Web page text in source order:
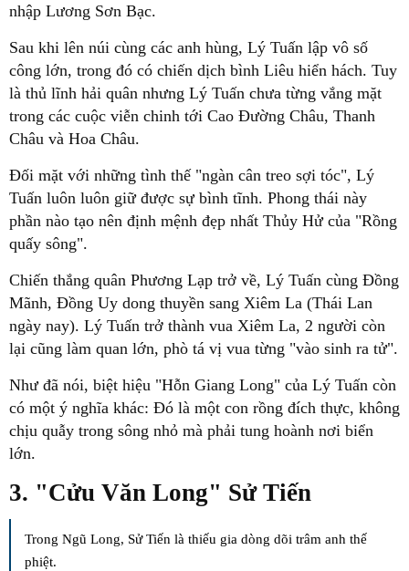
nhập Lương Sơn Bạc.
Sau khi lên núi cùng các anh hùng, Lý Tuấn lập vô số
công lớn, trong đó có chiến dịch bình Liêu hiển hách. Tuy
là thủ lĩnh hải quân nhưng Lý Tuấn chưa từng vắng mặt
trong các cuộc viễn chinh tới Cao Đường Châu, Thanh
Châu và Hoa Châu.
Đối mặt với những tình thế "ngàn cân treo sợi tóc", Lý
Tuấn luôn luôn giữ được sự bình tĩnh. Phong thái này
phần nào tạo nên định mệnh đẹp nhất Thủy Hử của "Rồng
quấy sông".
Chiến thắng quân Phương Lạp trở về, Lý Tuấn cùng Đồng
Mãnh, Đồng Uy dong thuyền sang Xiêm La (Thái Lan
ngày nay). Lý Tuấn trở thành vua Xiêm La, 2 người còn
lại cũng làm quan lớn, phò tá vị vua từng "vào sinh ra tử".
Như đã nói, biệt hiệu "Hỗn Giang Long" của Lý Tuấn còn
có một ý nghĩa khác: Đó là một con rồng đích thực, không
chịu quẫy trong sông nhỏ mà phải tung hoành nơi biển
lớn.
3. "Cửu Văn Long" Sử Tiến
Trong Ngũ Long, Sử Tiến là thiếu gia dòng dõi trâm anh thế
phiệt.